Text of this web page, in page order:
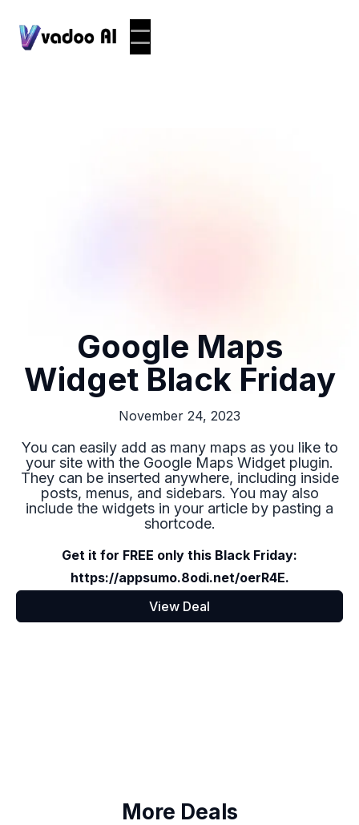
Google Maps
Widget Black Friday
November 24, 2023
You can easily add as many maps as you like to
your site with the Google Maps Widget plugin.
They can be inserted anywhere, including inside
posts, menus, and sidebars. You may also
include the widgets in your article by pasting a
shortcode.
Get it for FREE only this Black Friday:
https://appsumo.8odi.net/oerR4E.
View Deal
More Deals